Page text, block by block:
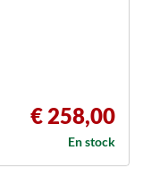
€ 258,00
En stock